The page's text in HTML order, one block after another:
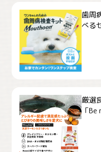
歯周
べる
厳選
「